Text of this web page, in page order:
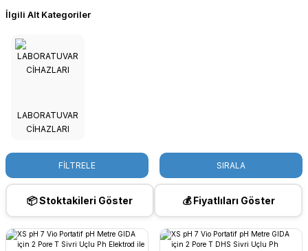
İlgili Alt Kategoriler
LABORATUVAR
CİHAZLARI
FİLTRELE SIRALA
📦 Stoktakileri Göster 💰 Fiyatlıları Göster